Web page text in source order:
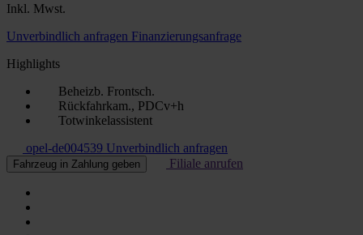
Inkl. Mwst.
Unverbindlich anfragen Finanzierungsanfrage
Highlights
Beheizb. Frontsch.
Rückfahrkam., PDCv+h
Totwinkelassistent
opel-de004539 Unverbindlich anfragen
Fahrzeug in Zahlung geben Filiale anrufen